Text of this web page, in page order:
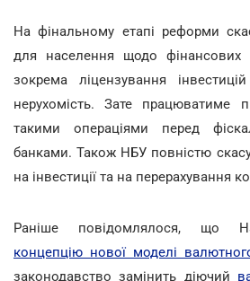
На фінальному етапі реформи
для населення щодо фінансових
зокрема ліцензування
нерухомість. Зате працюватиме
такими операціями перед
банками. Також НБУ повністю
на інвестиції та на перерахування
Раніше повідомлялося, що
концепцію нової моделі
законодавство замінить діючий